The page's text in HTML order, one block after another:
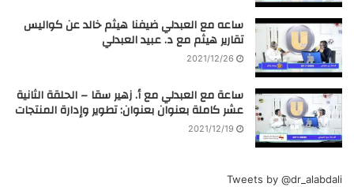
ساعه مع العبدلي ضيفنا هيثم خالد عن كواليس
تقارير هيثم مع د. عبيد العبدلي
2021/12/26
ساعة مع العبدلي مع أ. زهير سقا – الحلقة الثانية
عشر كاملة بعنوان بعنوان: تطوير وإدارة المنتجات
2021/12/19
Tweets by @dr_alabdali